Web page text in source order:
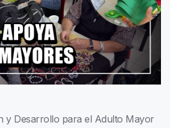
y Desarrollo para el Adulto Mayor